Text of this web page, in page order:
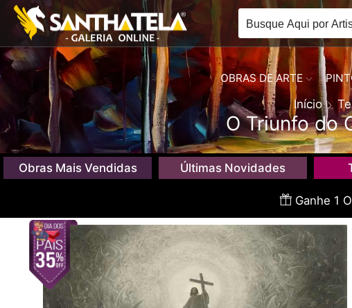
OBRAS DE ARTE
Início
O Triunfo do
Obras Mais Vendidas Últimas Novidades
Ganhe 1